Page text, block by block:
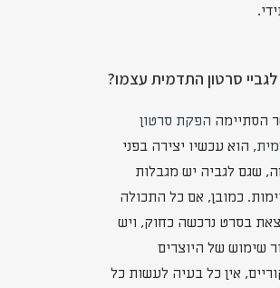
סרטון התדמית עצמו?
הסתיימה הפקת סרטון
, הוא עכשיו יצירה בפני
שגם לגביה יש מגבלות
כמובן, אם כל התכולה
בסרט נרכשה כחוק, ויש
שימוש של היוצרים
אין כל בעיה לעשות כל